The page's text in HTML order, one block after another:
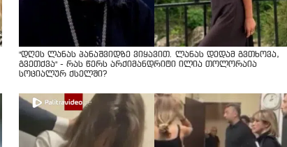
"დღეს ლანას პანაშვიდზე ვიყავით. ლანას დედამ გვთხოვა,
გვეთქვა" - რას წერს არქიმანდრიტი ილია თოლორაია
სოციალურ ქსელში?